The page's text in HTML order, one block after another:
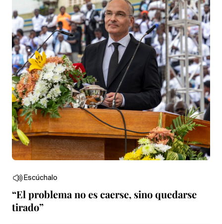
Escúchalo
“El problema no es caerse, sino quedarse
tirado”